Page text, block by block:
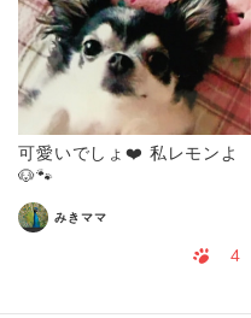
可愛いでしょ❤️ 私レモンよ
🐶🐾
みきママ
4